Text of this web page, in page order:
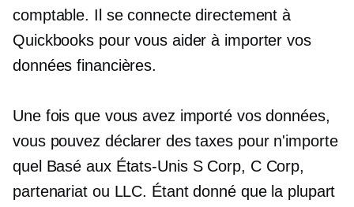
comptable. Il se connecte directement à
Quickbooks pour vous aider à importer vos
données financières.
Une fois que vous avez importé vos données,
vous pouvez déclarer des taxes pour n'importe
quel Basé aux États-UnisS Corp, C Corp,
partenariat ou LLC. Étant donné que la plupart